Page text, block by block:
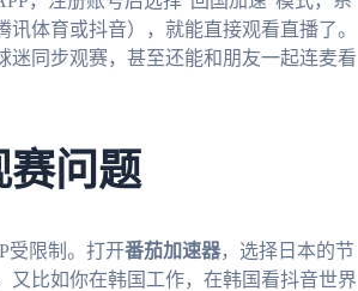
体育或抖音），就能直接观看直播了。
迷同步观赛，甚至还能和朋友一起连麦看
赛问题
受限制。打开番茄加速器，选择日本的节
又比如你在韩国工作，在韩国看抖音世界